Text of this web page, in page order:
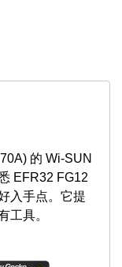
的 Wi-SUN
EFR32 FG12
入手点。它提
工具。